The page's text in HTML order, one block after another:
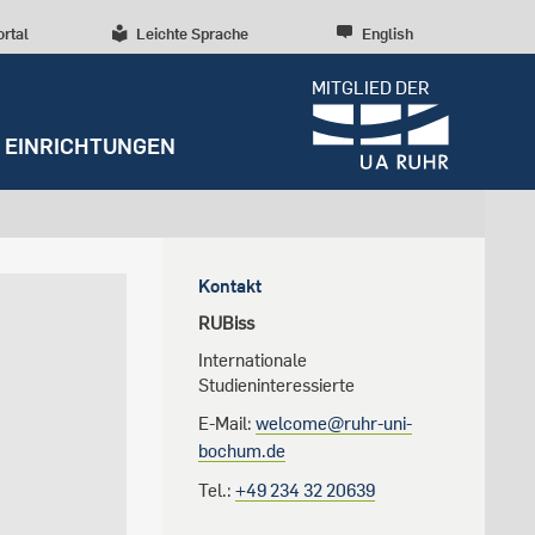
Leichte Sprache English
MITGLIED DER
Beratung und Anlaufstellen
Forschungsstrukturen
Early Career Researchers
Wissenschaftliche Beratung
Talententwicklung
Campusentwicklung
Spenden und Stiften
EINRICHTUNGEN
Kontakt
RUBiss
Internationale
Studieninteressierte
E-Mail: welcome@ruhr-uni-
bochum.de
Tel.: +49 234 32 20639